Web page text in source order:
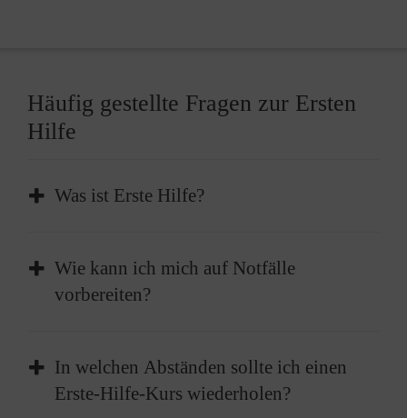
Häufig gestellte Fragen zur Ersten
Hilfe
Was ist Erste Hilfe?
Erste Hilfe ist die sofortige und
vorübergehende Hilfe, die bei plötzlichen
erhalten oder bis professionelle medizinische
Hilfe eintrifft.
Wie kann ich mich auf Notfälle
vorbereiten?
Absolvieren Sie einen Erste-Hilfe-Kurs und
frischen diesen im besten Fall alle zwei Jahre
In welchen Abständen sollte ich einen
Erste-Hilfe-Kurs wiederholen?